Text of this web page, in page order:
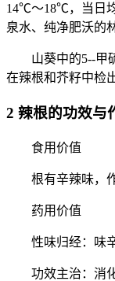
14℃～18℃，当日
泉水、纯净肥沃的
山葵中的5--甲硫
在辣根和芥籽中检
2 辣根的功效与
食用价值
根有辛辣味，作
药用价值
性味归经：味辛
功效主治：消化